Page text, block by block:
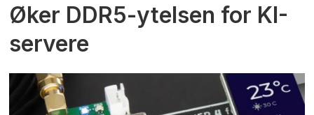
Øker DDR5-ytelsen for KI-
servere